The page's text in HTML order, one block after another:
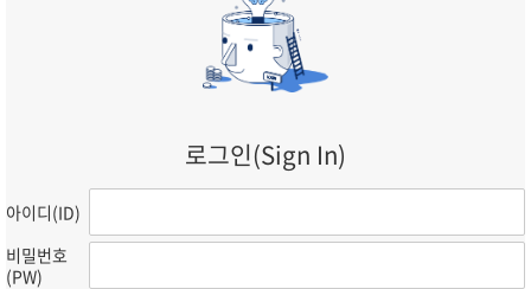
로그인(Sign In)
아이디(ID)
비밀번호
(PW)